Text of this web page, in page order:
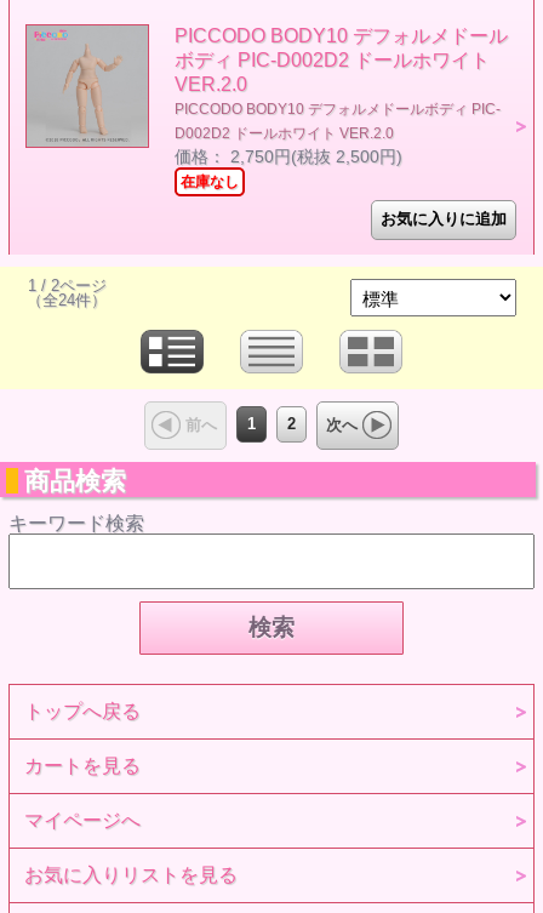
PICCODO BODY10 デフォルメドール
ボディ PIC-D002D2 ドールホワイト
VER.2.0
PICCODO BODY10 デフォルメドールボディ PIC-
D002D2 ドールホワイト VER.2.0
価格： 2,750円(税抜 2,500円)
在庫なし
1 / 2ページ
（全24件）
前へ 1 2 次へ
商品検索
キーワード検索
トップへ戻る
カートを見る
マイページへ
お気に入りリストを見る